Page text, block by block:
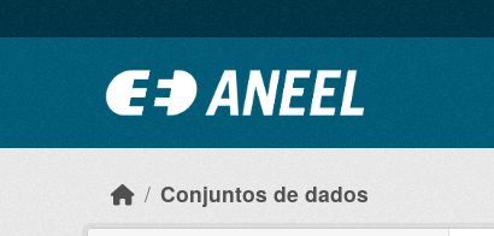
Conjuntos de dados